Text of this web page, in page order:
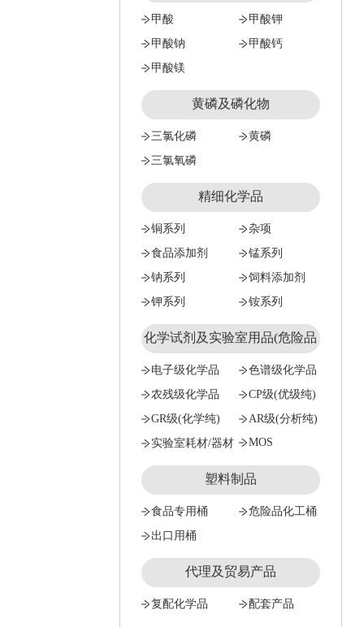
甲酸
甲酸钾
甲酸钠
甲酸钙
甲酸镁
黄磷及磷化物
三氯化磷
黄磷
三氯氧磷
精细化学品
铜系列
杂项
食品添加剂
锰系列
钠系列
饲料添加剂
钾系列
铵系列
化学试剂及实验室用品(危险品
试剂只能公对公）
电子级化学品
色谱级化学品
农残级化学品
CP级(优级纯)
GR级(化学纯)
AR级(分析纯)
实验室耗材/器材
MOS
塑料制品
食品专用桶
危险品化工桶
出口用桶
代理及贸易产品
复配化学品 配套产品